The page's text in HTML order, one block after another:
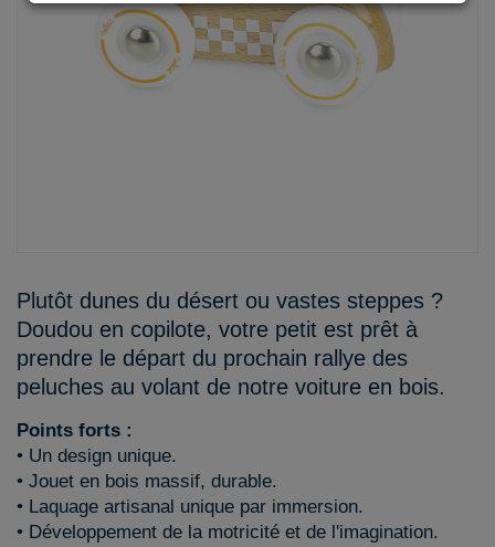
Plutôt dunes du désert ou vastes steppes ?
Doudou en copilote, votre petit est prêt à
prendre le départ du prochain rallye des
peluches au volant de notre voiture en bois.
Points forts :
• Un design unique.
• Jouet en bois massif, durable.
• Laquage artisanal unique par immersion.
• Développement de la motricité et de l'imagination.